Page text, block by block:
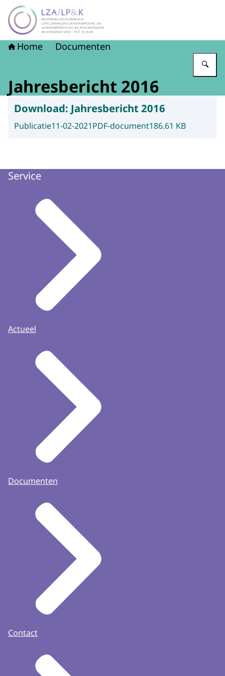
Naar de homepage van LZA-LP&K - Late
Home Documenten
Jahresbericht 2016
Download: Jahresbericht 2016
Publicatie11-02-2021PDF-document186.61 KB
Service
Actueel
Documenten
Contact